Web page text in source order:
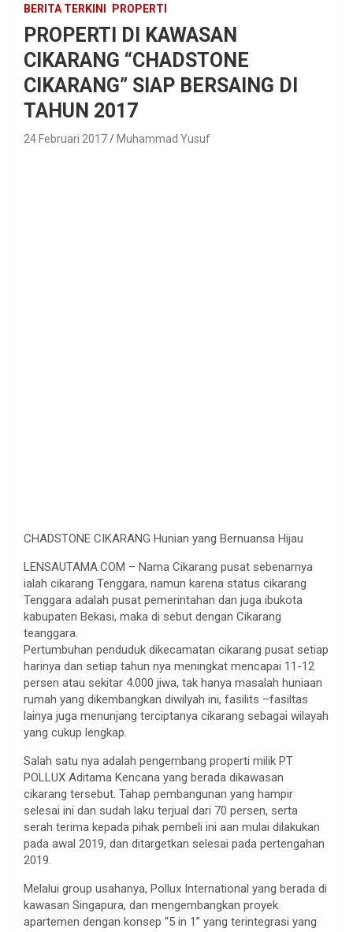
BERITA TERKINI PROPERTI
PROPERTI DI KAWASAN
CIKARANG “CHADSTONE
CIKARANG” SIAP BERSAING DI
TAHUN 2017
24 Februari 2017 Muhammad Yusuf
CHADSTONE CIKARANG Hunian yang Bernuansa Hijau
LENSAUTAMA.COM – Nama Cikarang pusat sebenarnya
ialah cikarang Tenggara, namun karena status cikarang
Tenggara adalah pusat pemerintahan dan juga ibukota
kabupaten Bekasi, maka di sebut dengan Cikarang
teanggara.
Pertumbuhan penduduk dikecamatan cikarang pusat setiap
harinya dan setiap tahun nya meningkat mencapai 11-12
persen atau sekitar 4.000 jiwa, tak hanya masalah huniaan
rumah yang dikembangkan diwilyah ini, fasilits –fasiltas
lainya juga menunjang terciptanya cikarang sebagai wilayah
yang cukup lengkap.
Salah satu nya adalah pengembang properti milik PT
POLLUX Aditama Kencana yang berada dikawasan
cikarang tersebut. Tahap pembangunan yang hampir
selesai ini dan sudah laku terjual dari 70 persen, serta
serah terima kepada pihak pembeli ini aan mulai dilakukan
pada awal 2019, dan ditargetkan selesai pada pertengahan
2019.
Melalui group usahanya, Pollux International yang berada di
kawasan Singapura, dan mengembangkan proyek
apartemen dengan konsep “5 in 1” yang terintegrasi yang